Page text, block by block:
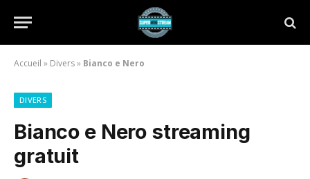
Accueil » Divers» Bianco e Nero
DIVERS
Bianco e Nero streaming
gratuit